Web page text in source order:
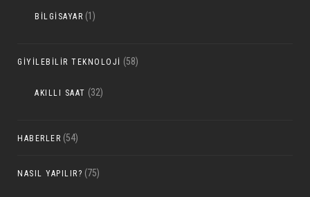
BILGISAYAR (1)
GIYILEBILIR TEKNOLOJI (58)
AKILLI SAAT (32)
HABERLER (54)
NASIL YAPILIR? (75)